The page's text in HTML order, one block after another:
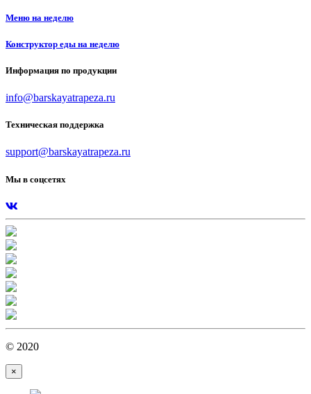
Меню на неделю
Конструктор еды на неделю
Информация по продукции
info@barskayatrapeza.ru
Техническая поддержка
support@barskayatrapeza.ru
Мы в соцсетях
© 2020
×